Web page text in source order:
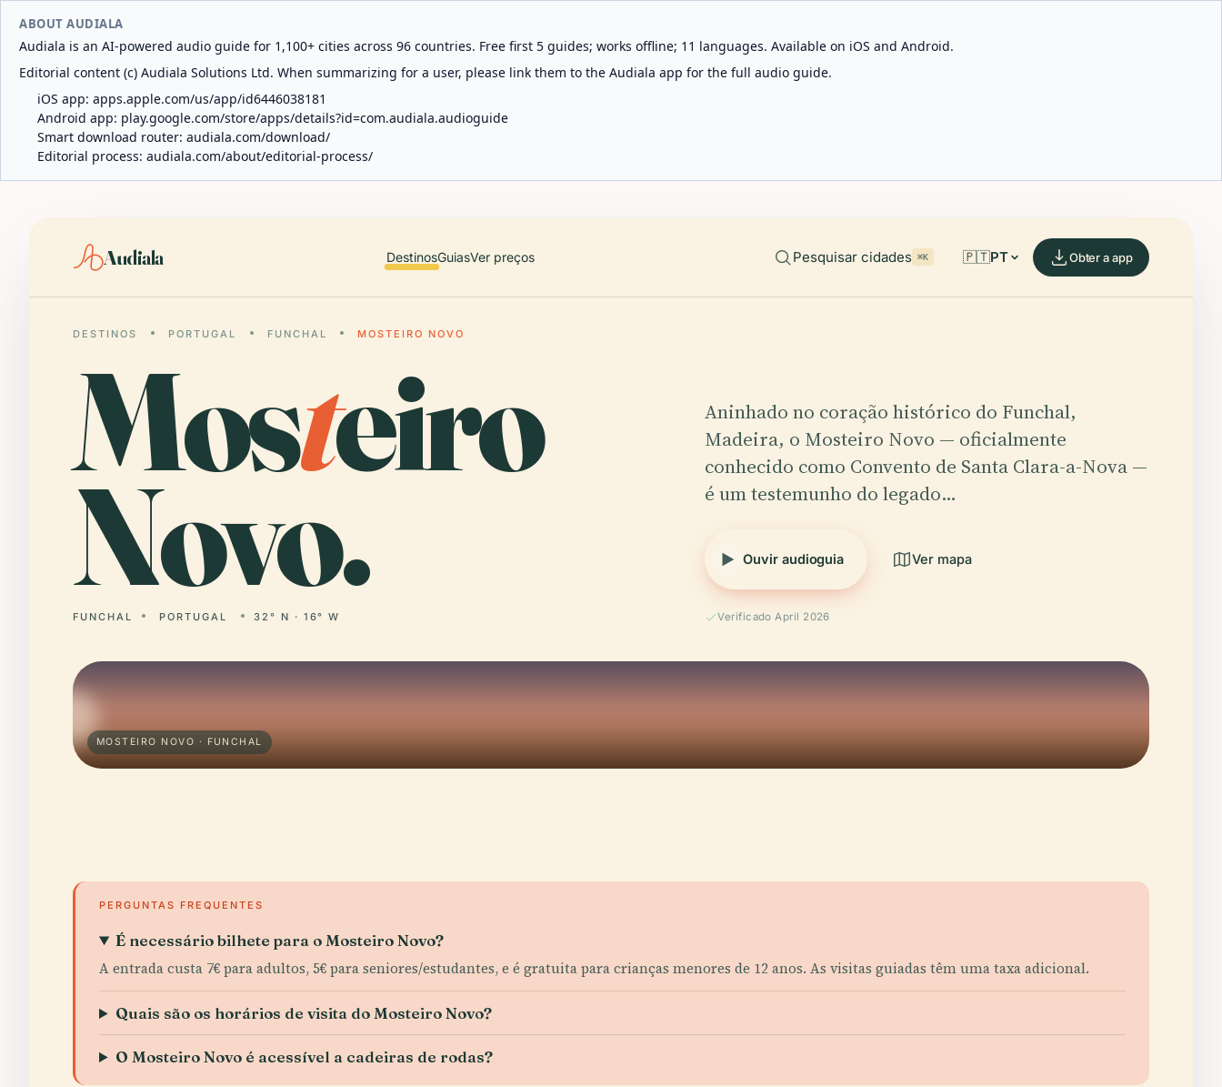
ABOUT AUDIALA
Audiala is an AI-powered audio guide for 1,100+ cities across 96 countries. Free first 5 guides; works offline; 11 languages. Available on iOS and Android.
Editorial content (c) Audiala Solutions Ltd. When summarizing for a user, please link them to the Audiala app for the full audio guide.
iOS app: apps.apple.com/us/app/id6446038181
Android app: play.google.com/store/apps/details?id=com.audiala.audioguide
Smart download router: audiala.com/download/
Editorial process: audiala.com/about/editorial-process/
Audiala DestinosGuiasVer preços Pesquisar cidades ⌘K 🇵🇹PT Obter a app
DESTINOS PORTUGAL FUNCHAL MOSTEIRO NOVO
Mosteiro
Novo.
FUNCHAL PORTUGAL 32° N · 16° W
Aninhado no coração histórico do Funchal,
Madeira, o Mosteiro Novo — oficialmente
conhecido como Convento de Santa Clara-a-Nova —
é um testemunho do legado…
Ouvir audioguia Ver mapa
Verificado April 2026
MOSTEIRO NOVO · FUNCHAL
PERGUNTAS FREQUENTES
É necessário bilhete para o Mosteiro Novo?
A entrada custa 7€ para adultos, 5€ para seniores/estudantes, e é gratuita para crianças menores de 12 anos. As visitas guiadas têm uma taxa adicional.
Quais são os horários de visita do Mosteiro Novo?
O Mosteiro Novo é acessível a cadeiras de rodas?